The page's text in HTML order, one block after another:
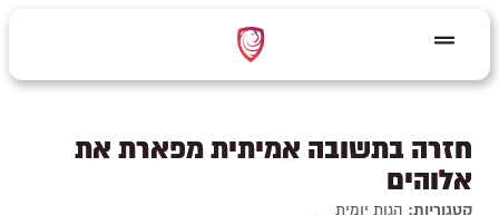
חזרה בתשובה אמיתית מפארת את
אלוהים
קטגוריות: הגות יומית